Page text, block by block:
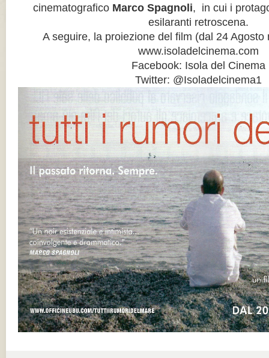
cinematografico Marco Spagnoli, in cui i
esilaranti retroscena.
A seguire, la proiezione del film (dal 24 Agosto
www.isoladelcinema.com
Facebook: Isola del Cinema
Twitter: @Isoladelcinema1